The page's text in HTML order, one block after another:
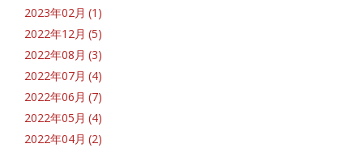
2023年02月 (1)
2022年12月 (5)
2022年08月 (3)
2022年07月 (4)
2022年06月 (7)
2022年05月 (4)
2022年04月 (2)